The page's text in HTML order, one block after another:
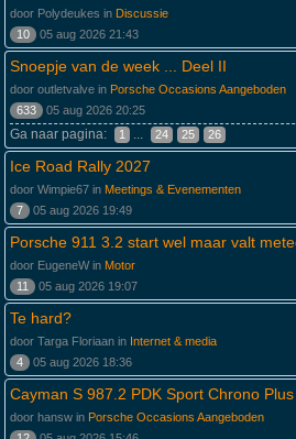
door Polydeukes in Discussie
10
05 aug 2026 21:43
Snoepje van de week ... Deel II
door outletvalve in Porsche Occasions Aangeboden
633
05 aug 2026 20:25
Ga naar pagina: 1 ... 24 25 26
Ice Road Rally 2027
door Wimpie67 in Meetings & Evenementen
7
05 aug 2026 19:49
Porsche 911 3.2 start wel maar valt
door EugeneW in Motor
11
05 aug 2026 19:07
Te hard?
door Targa Floriaan in Internet & media
4
05 aug 2026 18:36
Cayman S 987.2 PDK Sport Chrono Plus
door hansw in Porsche Occasions Aangeboden